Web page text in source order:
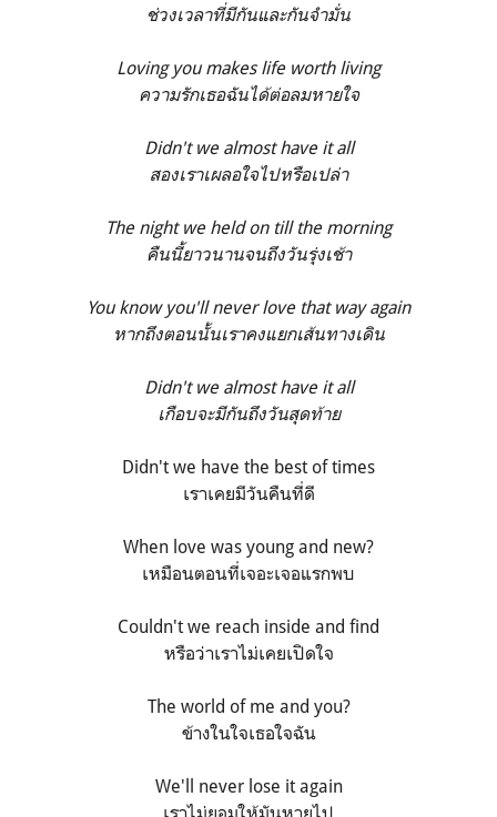
ช่วงเวลาที่มีกันและกันจำมั่น
Loving you makes life worth living
ความรักเธอฉันได้ต่อลมหายใจ
Didn't we almost have it all
สองเราเผลอใจไปหรือเปล่า
The night we held on till the morning
คืนนี้ยาวนานจนถึงวันรุ่งเช้า
You know you'll never love that way again
หากถึงตอนนั้นเราคงแยกเส้นทางเดิน
Didn't we almost have it all
เกือบจะมีกันถึงวันสุดท้าย
Didn't we have the best of times
เราเคยมีวันคืนที่ดี
When love was young and new?
เหมือนตอนที่เจอะเจอแรกพบ
Couldn't we reach inside and find
หรือว่าเราไม่เคยเปิดใจ
The world of me and you?
ข้างในใจเธอใจฉัน
We'll never lose it again
เราไม่ยอมให้มันหายไป